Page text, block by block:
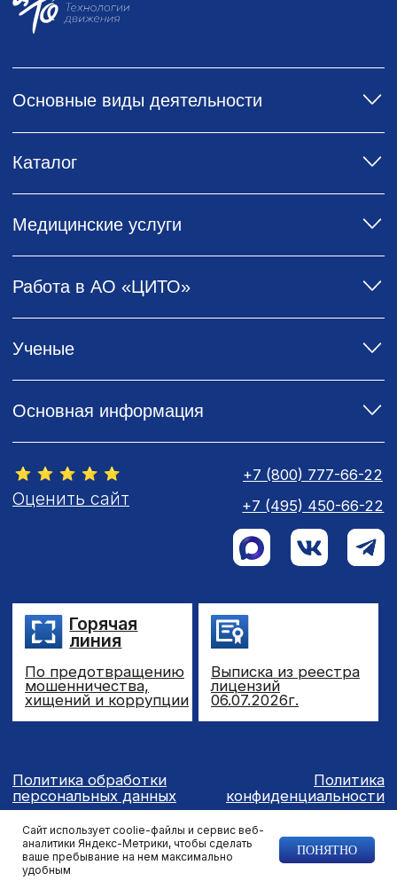
Сайт использует coolie-файлы и сервис веб-
аналитики Яндекс-Метрики, чтобы сделать
ваше пребывание на нем максимально
удобным
ПОНЯТНО